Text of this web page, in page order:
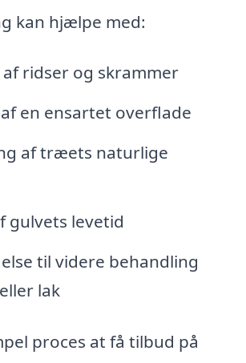
kan hjælpe med:
af ridser og skrammer
af en ensartet overflade
af træets naturlige
gulvets levetid
til videre behandling
lak
proces at få tilbud på